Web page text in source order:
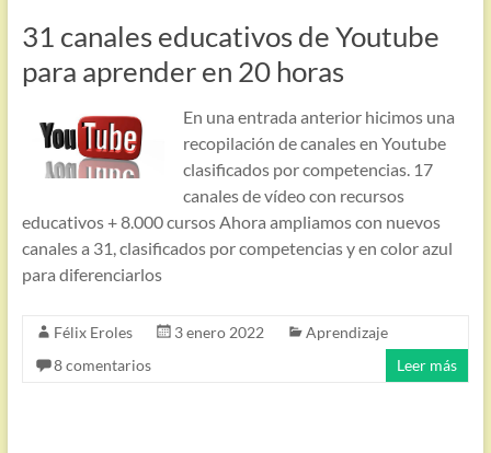
31 canales educativos de Youtube
para aprender en 20 horas
En una entrada anterior hicimos una
recopilación de canales en Youtube
clasificados por competencias. 17
canales de vídeo con recursos
educativos + 8.000 cursos Ahora ampliamos con nuevos
canales a 31, clasificados por competencias y en color azul
para diferenciarlos
Félix Eroles 3 enero 2022
Aprendizaje
8 comentarios
Leer más